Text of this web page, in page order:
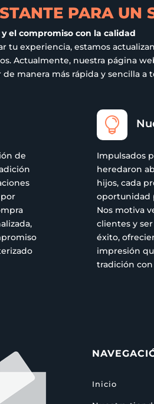
PARA UN
el compromiso con la calidad
tu experiencia, estamos
Actualmente, nuestra página
manera más rápida y sencilla a
de

Impulsados
heredaron
hijos, cada
oportunidad
Nos motiva
clientes y
éxito,
impresión
tradición
Inicio